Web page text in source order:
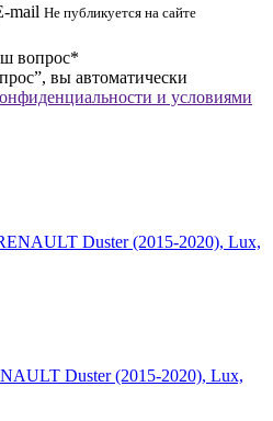
mail Не публикуется на сайте
вопрос*
вы автоматически
и условиями
Duster (2015-2020), Lux,